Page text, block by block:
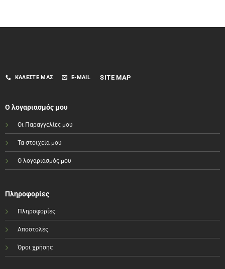
ΚΑΛΈΣΤΕ ΜΑΣ E-MAIL SITE MAP
Ο λογαριασμός μου
Οι Παραγγελίες μου
Τα στοιχεία μου
Ο λογαριασμός μου
Πληροφορίες
Πληροφορίες
Αποστολές
Όροι χρήσης